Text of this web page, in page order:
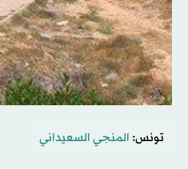
تونس: المنجي السعيداني